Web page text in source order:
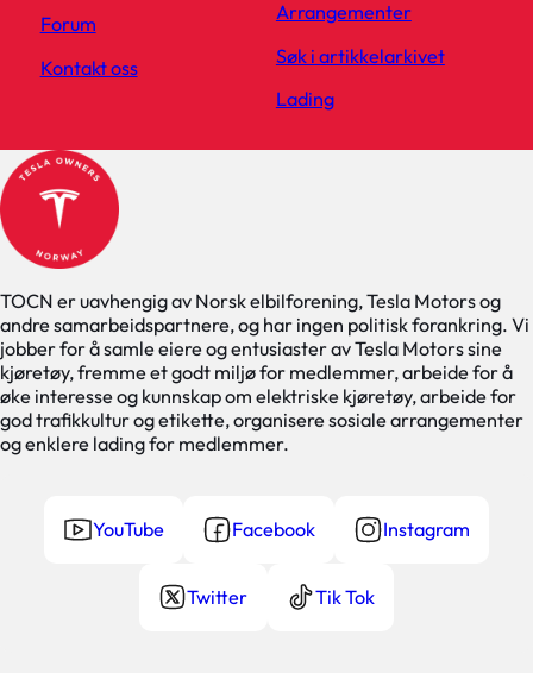
TOCN er uavhengig av Norsk elbilforening, Tesla Motors og
andre samarbeidspartnere, og har ingen politisk forankring. Vi
jobber for å samle eiere og entusiaster av Tesla Motors sine
kjøretøy, fremme et godt miljø for medlemmer, arbeide for å
øke interesse og kunnskap om elektriske kjøretøy, arbeide for
god trafikkultur og etikette, organisere sosiale arrangementer
og enklere lading for medlemmer.
YouTube Facebook Instagram
Twitter Tik Tok
Forum
Kontakt oss
Arrangementer
Søk i artikkelarkivet
Lading